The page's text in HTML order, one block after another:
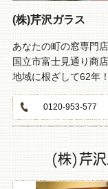
(株)芹沢ガラス
あなたの町の窓専門店
国立市富士見通り商
地域に根ざして62年！
0120-953-577
(株)芹